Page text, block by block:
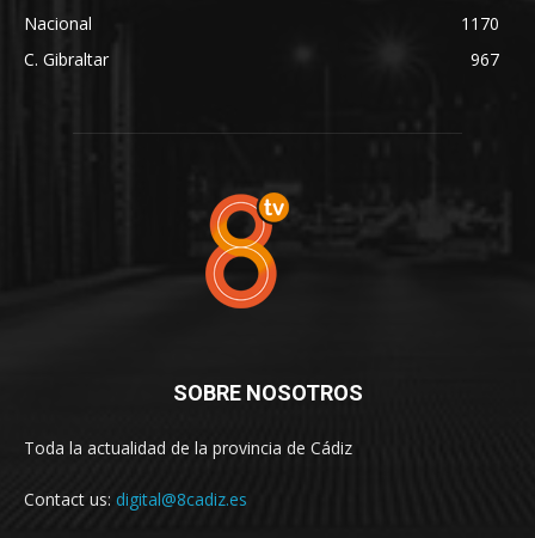
Nacional
1170
C. Gibraltar
967
SOBRE NOSOTROS
Toda la actualidad de la provincia de Cádiz
Contact us: digital@8cadiz.es